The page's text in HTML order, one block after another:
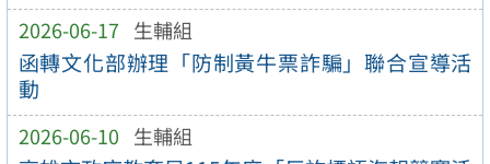
2026-06-17 生輔組
函轉文化部辦理「防制黃牛票詐騙」聯合宣導活
動
2026-06-10 生輔組